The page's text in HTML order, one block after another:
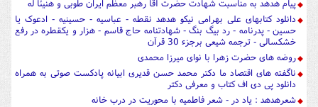
پیام هدهد به مناسبت شهادت حضرت آقا رهبر معظم ایران طوبی و هنیئا له
دانلود کتابهای علی بهرامی نیکو هدهد نقطه - عباسیه - حسینیه - ادعوک یا
حسین - پدرنامه - رد بیگ بنگ - شهادتنامه حاج قاسم - هزار و یکقطره در رفع
خشکسالی - ترجمه شیعی برجزء 30 قرآن
روضه های حضرت زهرا با نوای میرزا محمدی
ناگفته های اقتصاد ما دکتر محمد حسن قدیری ابیانه پادکست صوتی به همراه
دانلود پی دی اف کتاب و معرفی دکتر
شعرهدهد : یاد در - شعر فاطمیه با محوریت در درب خانه